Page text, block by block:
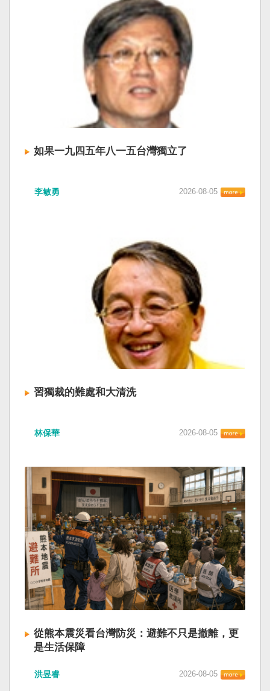
如果一九四五年八一五台灣獨立了
李敏勇 2026-08-05
習獨裁的難處和大清洗
林保華 2026-08-05
從熊本震災看台灣防災：避難不只是撤離，更
是生活保障
洪昱睿 2026-08-05